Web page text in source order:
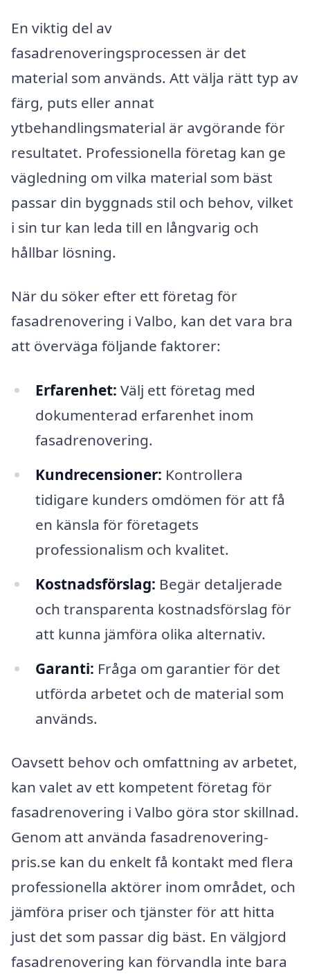
En viktig del av
fasadrenoveringsprocessen är det
material som används. Att välja rätt typ av
färg, puts eller annat
ytbehandlingsmaterial är avgörande för
resultatet. Professionella företag kan ge
vägledning om vilka material som bäst
passar din byggnads stil och behov, vilket
i sin tur kan leda till en långvarig och
hållbar lösning.
När du söker efter ett företag för
fasadrenovering i Valbo, kan det vara bra
att överväga följande faktorer:
Erfarenhet: Välj ett företag med
dokumenterad erfarenhet inom
fasadrenovering.
Kundrecensioner: Kontrollera
tidigare kunders omdömen för att få
en känsla för företagets
professionalism och kvalitet.
Kostnadsförslag: Begär detaljerade
och transparenta kostnadsförslag för
att kunna jämföra olika alternativ.
Garanti: Fråga om garantier för det
utförda arbetet och de material som
används.
Oavsett behov och omfattning av arbetet,
kan valet av ett kompetent företag för
fasadrenovering i Valbo göra stor skillnad.
Genom att använda fasadrenovering-
pris.se kan du enkelt få kontakt med flera
professionella aktörer inom området, och
jämföra priser och tjänster för att hitta
just det som passar dig bäst. En välgjord
fasadrenovering kan förvandla inte bara